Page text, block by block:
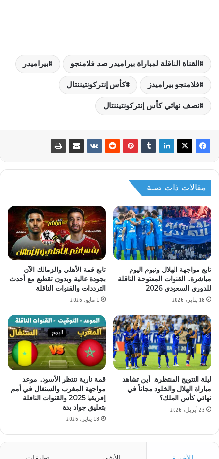
القناة الناقلة لمباراة بيراميدز ضد فلامنجو بيراميدز
فلامنجو بيراميدز كأس إنتركونتيننتال
نصف نهائي كأس إنتركونتيننتال
مقالات ذات صلة
تابع مواجهة الهلال ونيوم اليوم
مباشرة.. القنوات المفتوحة الناقلة
للدوري السعودي 2026
18 يناير، 2026
تابع قمة الأهلي والزمالك الآن
بجودة عالية وبدون تقطيع مع أحدث
الترددات والقنوات الناقلة
1 مايو، 2026
ليلة التتويج المنتظرة.. أين تشاهد
مباراة الهلال والخلود مجاناً في
نهائي كأس الملك؟
23 أبريل، 2026
قمة نارية تنتظر الأسود.. موعد
مواجهة المغرب والسنغال في أمم
إفريقيا 2025 والقنوات الناقلة
بتعليق جواد بدة
18 يناير، 2026